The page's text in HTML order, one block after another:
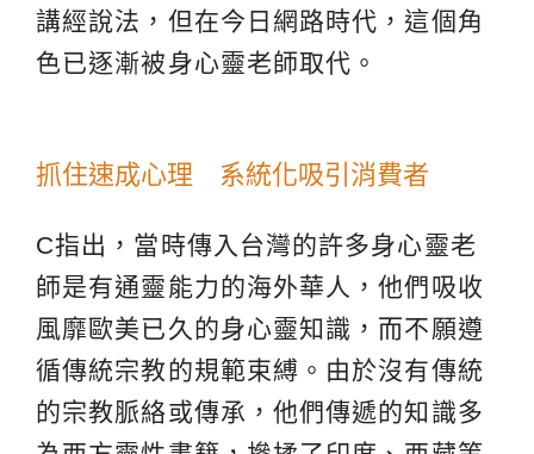
講經說法，但在今日網路時代，這個角
色已逐漸被身心靈老師取代。
抓住速成心理 系統化吸引消費者
C指出，當時傳入台灣的許多身心靈老
師是有通靈能力的海外華人，他們吸收
風靡歐美已久的身心靈知識，而不願遵
循傳統宗教的規範束縛。由於沒有傳統
的宗教脈絡或傳承，他們傳遞的知識多